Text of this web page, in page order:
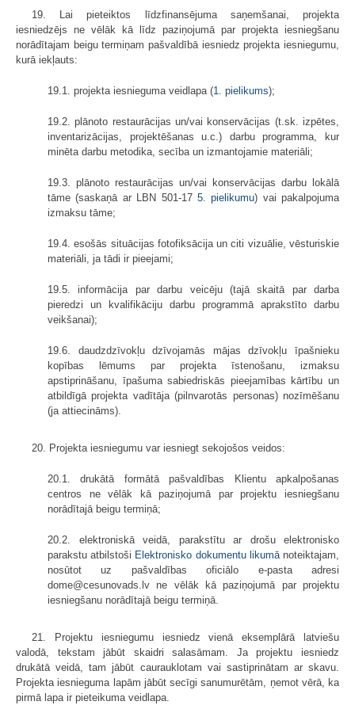
19. Lai pieteiktos līdzfinansējuma saņemšanai, projekta
iesniedzējs ne vēlāk kā līdz paziņojumā par projekta iesniegšanu
norādītajam beigu termiņam pašvaldībā iesniedz projekta iesniegumu,
kurā iekļauts:
19.1. projekta iesnieguma veidlapa (1. pielikums);
19.2. plānoto restaurācijas un/vai konservācijas (t.sk. izpētes,
inventarizācijas, projektēšanas u.c.) darbu programma, kur
minēta darbu metodika, secība un izmantojamie materiāli;
19.3. plānoto restaurācijas un/vai konservācijas darbu lokālā
tāme (saskaņā ar LBN 501-17 5. pielikumu) vai pakalpojuma
izmaksu tāme;
19.4. esošās situācijas fotofiksācija un citi vizuālie, vēsturiskie
materiāli, ja tādi ir pieejami;
19.5. informācija par darbu veicēju (tajā skaitā par darba
pieredzi un kvalifikāciju darbu programmā aprakstīto darbu
veikšanai);
19.6. daudzdzīvokļu dzīvojamās mājas dzīvokļu īpašnieku
kopības lēmums par projekta īstenošanu, izmaksu
apstiprināšanu, īpašuma sabiedriskās pieejamības kārtību un
atbildīgā projekta vadītāja (pilnvarotās personas) nozīmēšanu
(ja attiecināms).
20. Projekta iesniegumu var iesniegt sekojošos veidos:
20.1. drukātā formātā pašvaldības Klientu apkalpošanas
centros ne vēlāk kā paziņojumā par projektu iesniegšanu
norādītajā beigu termiņā;
20.2. elektroniskā veidā, parakstītu ar drošu elektronisko
parakstu atbilstoši Elektronisko dokumentu likumānoteiktajam,
nosūtot uz pašvaldības oficiālo e-pasta adresi
dome@cesunovads.lv ne vēlāk kā paziņojumā par projektu
iesniegšanu norādītajā beigu termiņā.
21. Projektu iesniegumu iesniedz vienā eksemplārā latviešu
valodā, tekstam jābūt skaidri salasāmam. Ja projektu iesniedz
drukātā veidā, tam jābūt caurauklotam vai sastiprinātam ar skavu.
Projekta iesnieguma lapām jābūt secīgi sanumurētām, ņemot vērā, ka
pirmā lapa ir pieteikuma veidlapa.